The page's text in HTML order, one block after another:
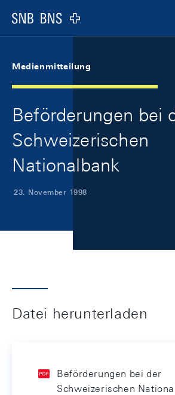
Logo
Medienmitteilung
Beförderungen bei
Schweizerischen
Nationalbank
23. November 1998
Datei herunterladen
Beförderungen bei der
Schweizerischen